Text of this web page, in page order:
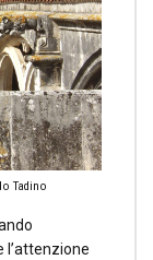
Tadino
l’attenzione